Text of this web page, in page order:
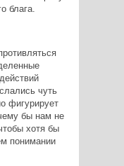
блага.
чуть
фигурирует
бы нам не
хотя бы
понимании